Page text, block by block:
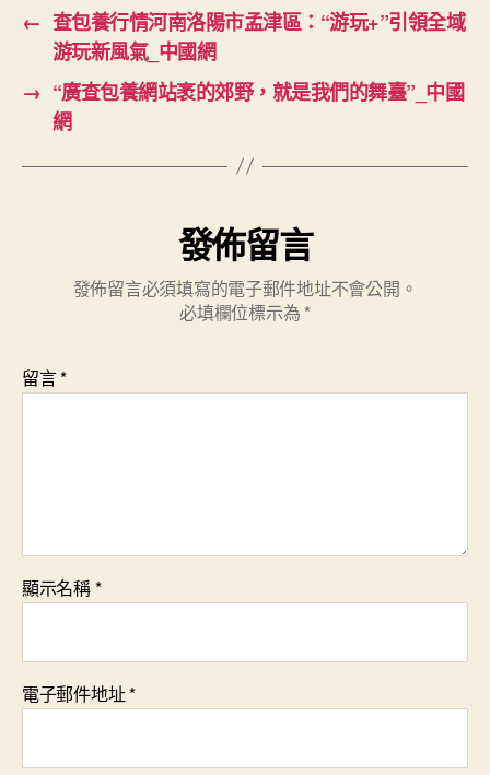
← 查包養行情河南洛陽市孟津區：“游玩+”引領全域
游玩新風氣_中國網
→ “廣查包養網站袤的郊野，就是我們的舞臺”_中國
網
發佈留言
發佈留言必須填寫的電子郵件地址不會公開。
必填欄位標示為 *
留言*
顯示名稱*
電子郵件地址*